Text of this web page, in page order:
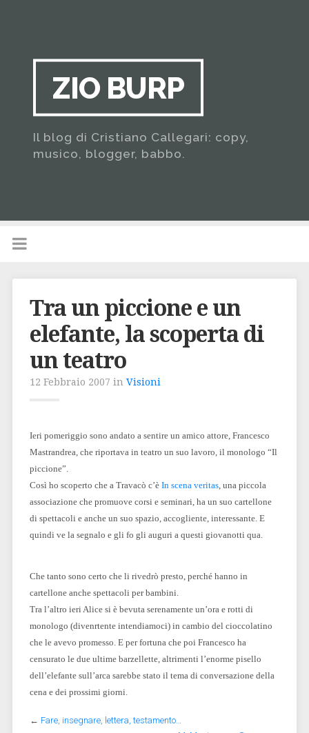
ZIO BURP
Il blog di Cristiano Callegari: copy,
musico, blogger, babbo.
Tra un piccione e un
elefante, la scoperta di
un teatro
12 Febbraio 2007 in Visioni
Ieri pomeriggio sono andato a sentire un amico attore, Francesco
Mastrandrea, che riportava in teatro un suo lavoro, il monologo “Il
piccione”.
Così ho scoperto che a Travacò c’è In scena veritas, una piccola
associazione che promuove corsi e seminari, ha un suo cartellone
di spettacoli e anche un suo spazio, accogliente, interessante. E
quindi ve la segnalo e gli fo gli auguri a questi giovanotti qua.
Che tanto sono certo che li rivedrò presto, perché hanno in
cartellone anche spettacoli per bambini.
Tra l’altro ieri Alice si è bevuta serenamente un’ora e rotti di
monologo (divenrtente intendiamoci) in cambio del cioccolatino
che le avevo promesso. E per fortuna che poi Francesco ha
censurato le due ultime barzellette, altrimenti l’enorme pisello
dell’elefante sull’arca sarebbe stato il tema di conversazione della
cena e dei prossimi giorni.
← Fare, insegnare, lettera, testamento…